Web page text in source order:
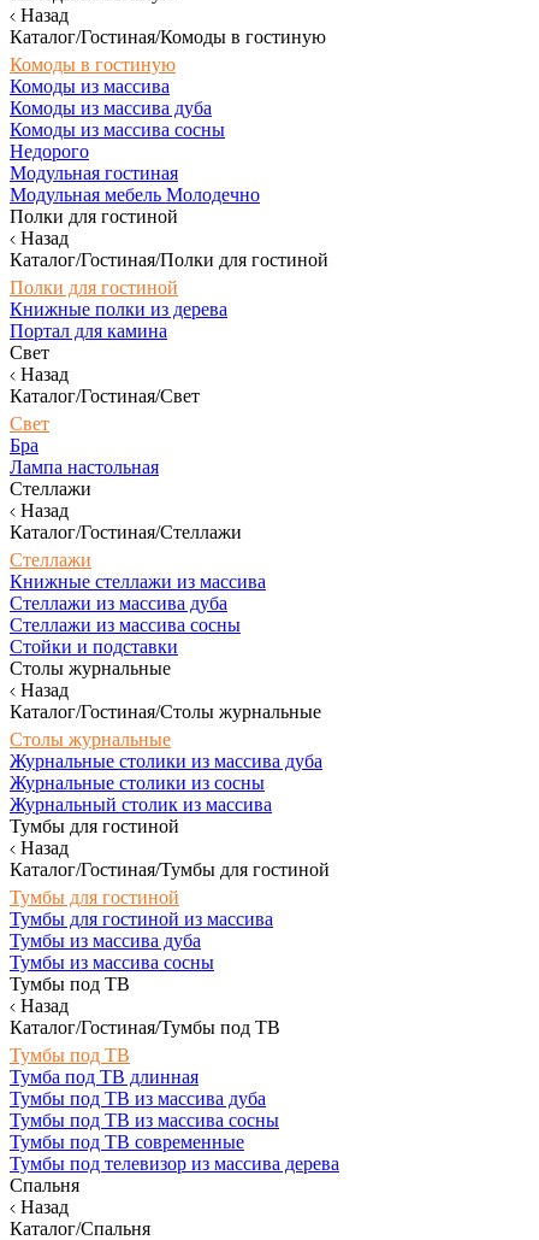
Назад
Каталог/Гостиная/Комоды в гостиную
Комоды в гостиную
Комоды из массива
Комоды из массива дуба
Комоды из массива сосны
Недорого
Модульная гостиная
Модульная мебель Молодечно
Полки для гостиной
Назад
Каталог/Гостиная/Полки для гостиной
Полки для гостиной
Книжные полки из дерева
Портал для камина
Свет
Назад
Каталог/Гостиная/Свет
Свет
Бра
Лампа настольная
Стеллажи
Назад
Каталог/Гостиная/Стеллажи
Стеллажи
Книжные стеллажи из массива
Стеллажи из массива дуба
Стеллажи из массива сосны
Стойки и подставки
Столы журнальные
Назад
Каталог/Гостиная/Столы журнальные
Столы журнальные
Журнальные столики из массива дуба
Журнальные столики из сосны
Журнальный столик из массива
Тумбы для гостиной
Назад
Каталог/Гостиная/Тумбы для гостиной
Тумбы для гостиной
Тумбы для гостиной из массива
Тумбы из массива дуба
Тумбы из массива сосны
Тумбы под ТВ
Назад
Каталог/Гостиная/Тумбы под ТВ
Тумбы под ТВ
Тумба под ТВ длинная
Тумбы под ТВ из массива дуба
Тумбы под ТВ из массива сосны
Тумбы под ТВ современные
Тумбы под телевизор из массива дерева
Спальня
Назад
Каталог/Спальня